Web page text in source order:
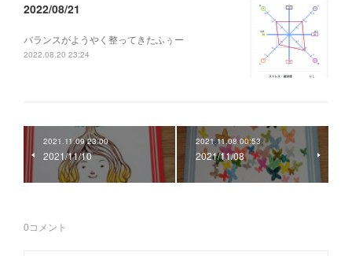
2022/08/21
バランスがようやく整ってきたふぅー
2022.08.20 23:24
2021.11.09 23:00
2021/11/10
2021.11.08 00:53
2021/11/08
0コメント